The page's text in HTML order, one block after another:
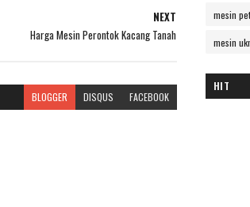
NEXT
Harga Mesin Perontok Kacang Tanah
BLOGGER DISQUS FACEBOOK
mesin
mesin
HIT